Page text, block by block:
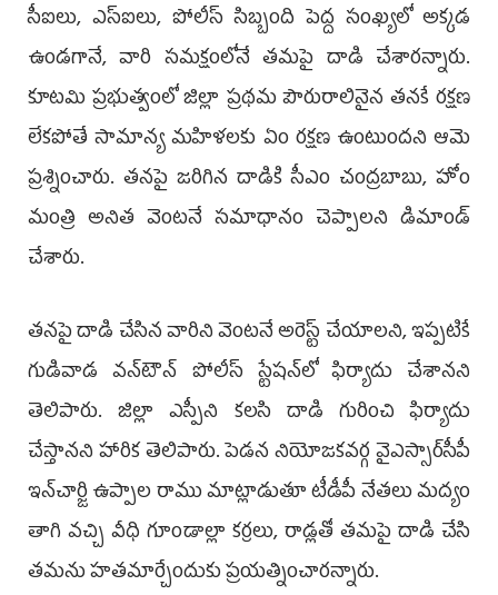
సీఐలు, ఎస్‌ఐలు, పోలీస్‌ సిబ్బంది పెద్ద సంఖ్యలో అక్కడ
ఉండగానే, వారి సమక్షంలోనే తమపై దాడి చేశారన్నారు.
కూటమి ప్రభుత్వంలో జిల్లా ప్రథమ పౌరురాలినైన తనకే రక్షణ
లేకపోతే సామాన్య మహిళలకు ఏం రక్షణ ఉంటుందని ఆమె
ప్రశ్నించారు. తనపై జరిగిన దాడికి సీఎం చంద్రబాబు, హోం
మంత్రి అనిత వెంటనే సమాధానం చెప్పాలని డిమాండ్‌
చేశారు.
తనపై దాడి చేసిన వారిని వెంటనే అరెస్ట్‌ చేయాలని, ఇప్పటికే
గుడివాడ వన్‌టౌన్‌ పోలీస్‌ స్టేషన్‌లో ఫిర్యాదు చేశానని
తెలిపారు. జిల్లా ఎస్పీని కలసి దాడి గురించి ఫిర్యాదు
చేస్తానని హారిక తెలిపారు. పెడన నియోజకవర్గ వైఎస్సార్‌సీపీ
ఇన్‌చార్జి ఉప్పాల రాము మాట్లాడుతూ టీడీపీ నేతలు మద్యం
తాగి వచ్చి వీధి గూండాల్లా కర్రలు, రాడ్లతో తమపై దాడి చేసి
తమను హతమార్చేందుకు ప్రయత్నించారన్నారు.